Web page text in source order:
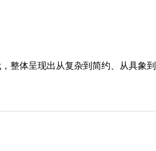
整体呈现出从复杂到简约、从具